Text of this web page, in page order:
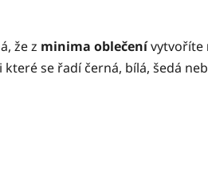
že z minima oblečenívytvoříte
se řadí černá, bílá, šedá